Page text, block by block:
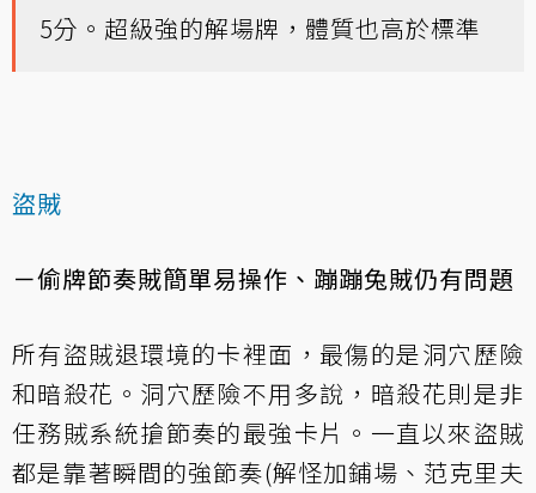
5分。超級強的解場牌，體質也高於標準
盜賊
－偷牌節奏賊簡單易操作、蹦蹦兔賊仍有問題
所有盜賊退環境的卡裡面，最傷的是洞穴歷險
和暗殺花。洞穴歷險不用多說，暗殺花則是非
任務賊系統搶節奏的最強卡片。一直以來盜賊
都是靠著瞬間的強節奏(解怪加鋪場、范克里夫